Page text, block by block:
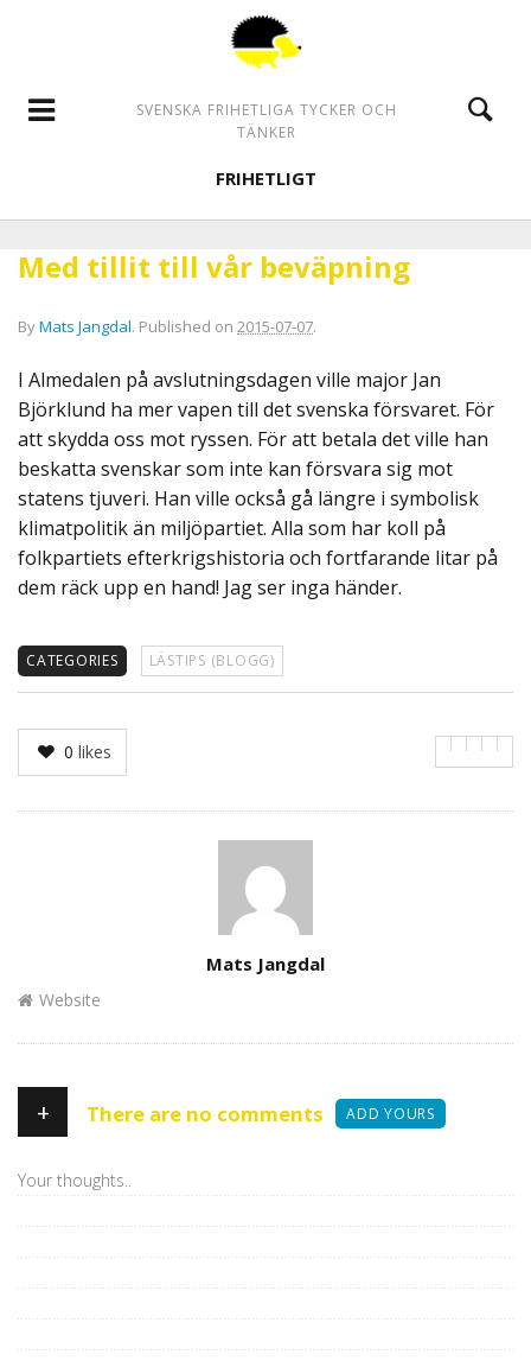
SVENSKA FRIHETLIGA TYCKER OCH
TÄNKER
FRIHETLIGT
Med tillit till vår beväpning
ByMats Jangdal. Published on 2015-07-07.
I Almedalen på avslutningsdagen ville major Jan
Björklund ha mer vapen till det svenska försvaret. För
att skydda oss mot ryssen. För att betala det ville han
beskatta svenskar som inte kan försvara sig mot
statens tjuveri. Han ville också gå längre i symbolisk
klimatpolitik än miljöpartiet. Alla som har koll på
folkpartiets efterkrigshistoria och fortfarande litar på
dem räck upp en hand! Jag ser inga händer.
CATEGORIES LÄSTIPS (BLOGG)
0 likes
Mats Jangdal
Website
+ There are no comments ADD YOURS